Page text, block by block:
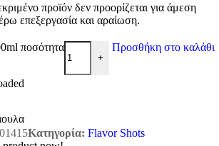
προϊόν δεν προορίζεται για άμεση
επεξεργασία και αραίωση.
ποσότητα
+
Προσθήκη στο καλάθι
01415Κατηγορία: Flavor Shots